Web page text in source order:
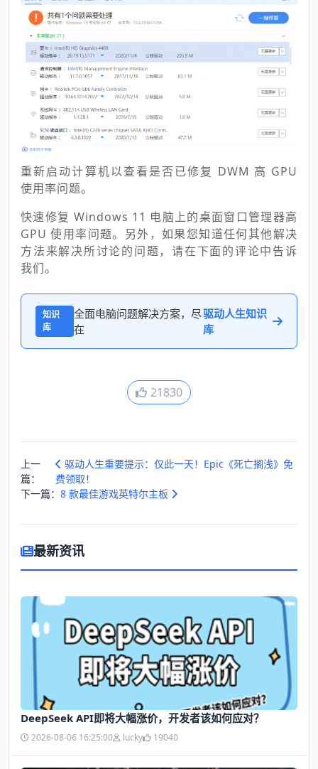
重新启动计算机以查看是否已修复 DWM 高 GPU
使用率问题。
快速修复 Windows 11 电脑上的桌面窗口管理器高
GPU 使用率问题。另外，如果您知道任何其他解决
方法来解决所讨论的问题，请在下面的评论中告诉
我们。
知识
库
全面电脑问题解决方案，尽
在
驱动人生知识
库
21830
上一
篇：
驱动人生重要提示：仅此一天！Epic《死亡搁浅》免
费领取！
下一篇： 8 款最佳游戏英特尔主板
最新资讯
DeepSeek API即将大幅涨价，开发者该如何应对？
2026-08-06 16:25:00 lucky 19040